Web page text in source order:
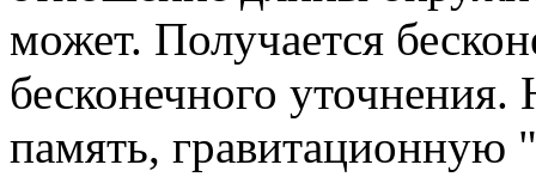
может. Получается
бесконечного уточнения.
память, гравитационную